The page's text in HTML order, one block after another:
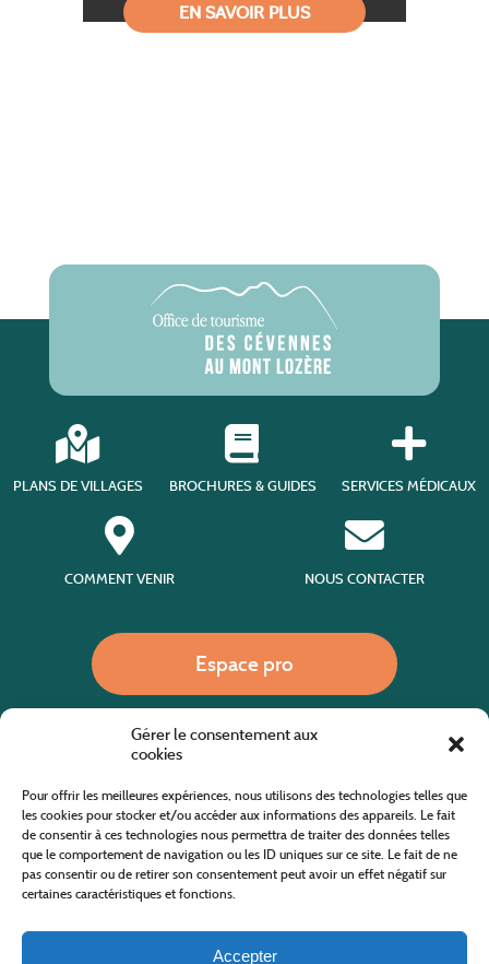
Gérer le consentement aux
cookies
Pour offrir les meilleures expériences, nous utilisons des technologies telles que
les cookies pour stocker et/ou accéder aux informations des appareils. Le fait
de consentir à ces technologies nous permettra de traiter des données telles
que le comportement de navigation ou les ID uniques sur ce site. Le fait de ne
pas consentir ou de retirer son consentement peut avoir un effet négatif sur
certaines caractéristiques et fonctions.
Accepter
EN SAVOIR PLUS
PLANS DE VILLAGES BROCHURES & GUIDES SERVICES MÉDICAUX
COMMENT VENIR NOUS CONTACTER
Espace pro
Site internet cofinancé par le fonds européen agricole pour le développement rural
L'Europe investit dans les zones rurales